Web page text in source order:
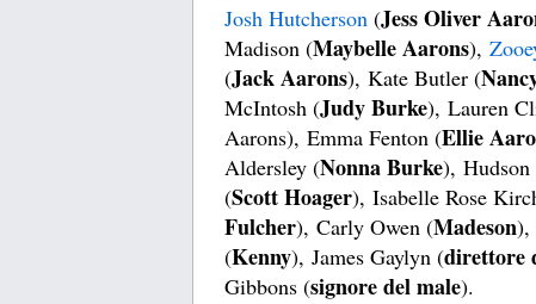
Josh Hutcherson (Jess Oliver
Madison (Maybelle Aarons),
(Jack Aarons), Kate Butler (
McIntosh (Judy Burke), Lauren
Aarons), Emma Fenton (Ellie
Aldersley (Nonna Burke),
(Scott Hoager), Isabelle Rose
Fulcher), Carly Owen (Madeson),
(Kenny), James Gaylyn (direttore
Gibbons (signore del male).